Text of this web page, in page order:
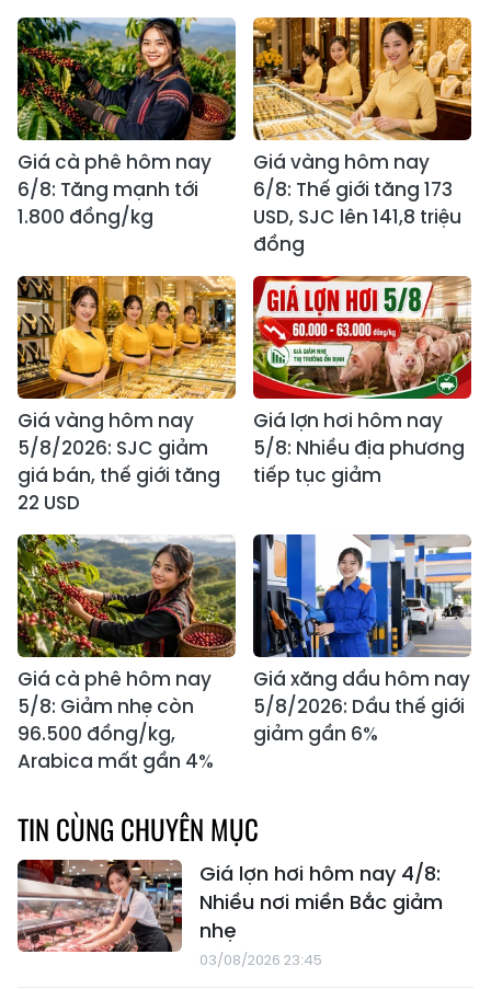
Giá cà phê hôm nay
6/8: Tăng mạnh tới
1.800 đồng/kg
Giá vàng hôm nay
6/8: Thế giới tăng 173
USD, SJC lên 141,8 triệu
đồng
Giá vàng hôm nay
5/8/2026: SJC giảm
giá bán, thế giới tăng
22 USD
Giá lợn hơi hôm nay
5/8: Nhiều địa phương
tiếp tục giảm
Giá cà phê hôm nay
5/8: Giảm nhẹ còn
96.500 đồng/kg,
Arabica mất gần 4%
Giá xăng dầu hôm nay
5/8/2026: Dầu thế giới
giảm gần 6%
TIN CÙNG CHUYÊN MỤC
Giá lợn hơi hôm nay 4/8:
Nhiều nơi miền Bắc giảm
nhẹ
03/08/2026 23:45